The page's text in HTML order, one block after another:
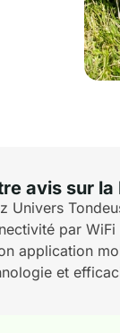
avis sur la
Univers
par
application
et